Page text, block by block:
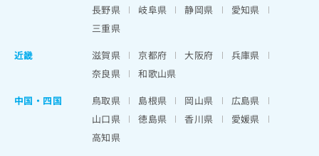
長野県
岐阜県 静岡県
愛知県
三重県
近畿
滋賀県 京都府 大阪府
兵庫県
奈良県
和歌山県
中国・四国
鳥取県 島根県 岡山県
広島県
山口県
徳島県 香川県
愛媛県
高知県